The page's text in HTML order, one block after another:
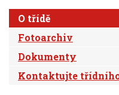
O třídě
Fotoarchiv
Dokumenty
Kontaktujte